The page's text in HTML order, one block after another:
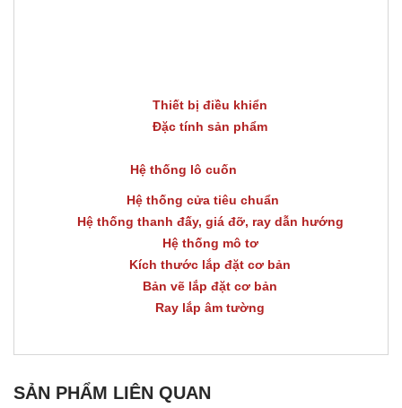
Thiết bị điều khiển
Đặc tính sản phẩm
Hệ thống lô cuốn
Hệ thống cửa tiêu chuẩn
Hệ thống thanh đấy, giá đỡ, ray dẫn hướng
Hệ thống mô tơ
Kích thước lắp đặt cơ bản
Bản vẽ lắp đặt cơ bản
Ray lắp âm tường
SẢN PHẨM LIÊN QUAN